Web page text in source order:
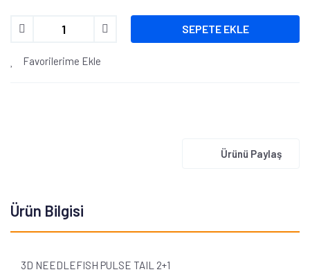
SEPETE EKLE
Favorilerime Ekle
Ürünü Paylaş
Ürün Bilgisi
3D NEEDLEFISH PULSE TAIL 2+1